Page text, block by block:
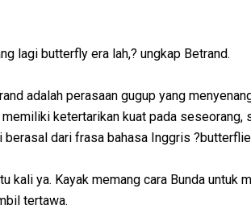
lagi butterfly era lah,? ungkap Betrand.
adalah perasaan gugup yang
ketertarikan kuat pada seseorang,
dari frasa bahasa Inggris
kali ya. Kayak memang cara Bunda untuk
tertawa.